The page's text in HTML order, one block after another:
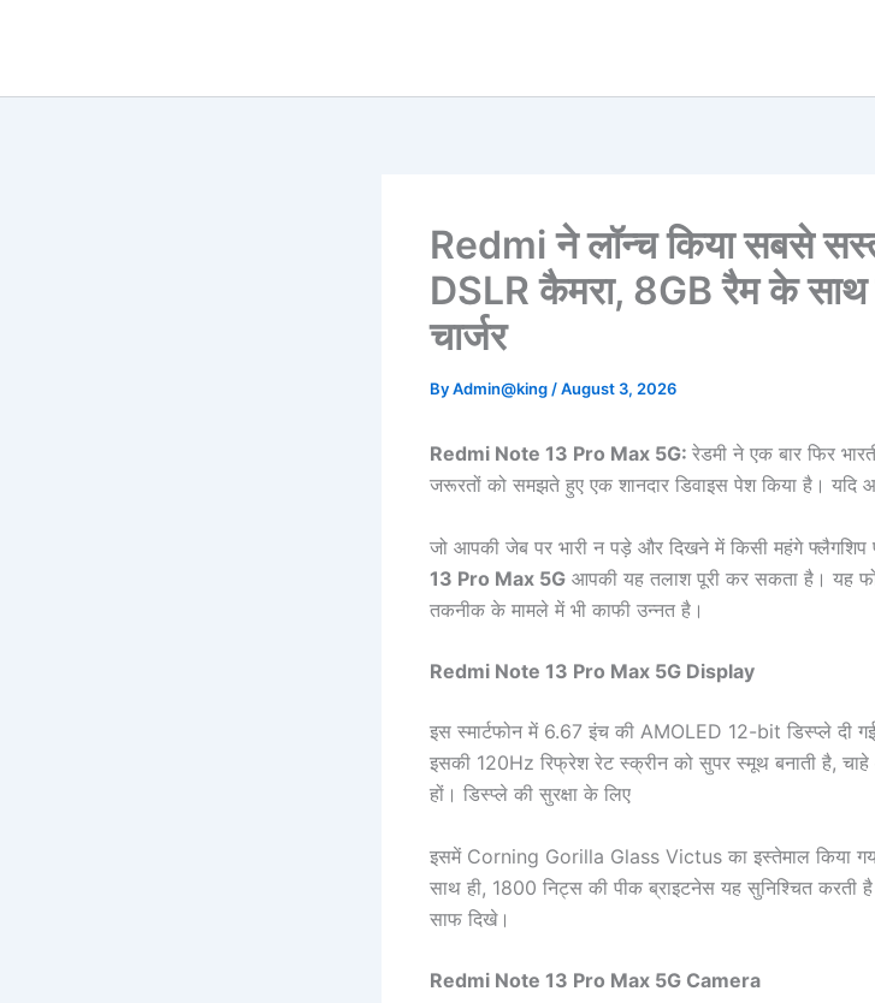
Redmi ने लॉन्च किया सबसे
DSLR कैमरा, 8GB रैम के साथ
चार्जर
ByAdmin@king /August 3, 2026
Redmi Note 13 Pro Max 5G: रेडमी ने एक बार फिर
जरूरतों को समझते हुए एक शानदार डिवाइस पेश किया है। यदि
जो आपकी जेब पर भारी न पड़े और दिखने में किसी महंगे फ्लैगशिप
13 Pro Max 5G आपकी यह तलाश पूरी कर सकता है। यह
तकनीक के मामले में भी काफी उन्नत है।
Redmi Note 13 Pro Max 5G Display
इस स्मार्टफोन में 6.67 इंच की AMOLED 12-bit डिस्प्ले दी
इसकी 120Hz रिफ्रेश रेट स्क्रीन को सुपर स्मूथ बनाती है,
हों। डिस्प्ले की सुरक्षा के लिए
इसमें Corning Gorilla Glass Victus का इस्तेमाल किया
साथ ही, 1800 निट्स की पीक ब्राइटनेस यह सुनिश्चित
साफ दिखे।
Redmi Note 13 Pro Max 5G Camera